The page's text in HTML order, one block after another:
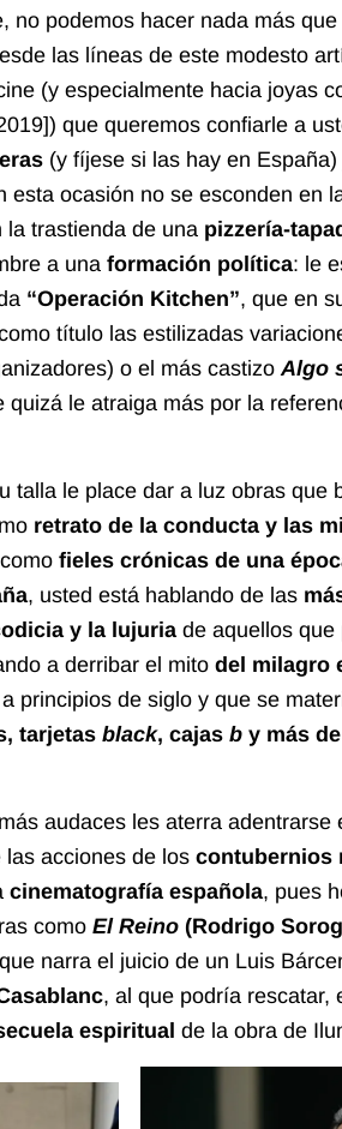
no podemos hacer nada más
las líneas de este modesto
(y especialmente hacia joyas
que queremos confiarle a
(y fíjese si las hay en
esta ocasión no se esconden en
la trastienda de una pizzería-
a una formación política: le
“Operación Kitchen”, que en
título las estilizadas
) o el más castizo Algo
quizá le atraiga más por la
talla le place dar a luz obras que
retrato de la conducta y las
fieles crónicas de una
, usted está hablando de las
y la lujuria de aquellos que
a derribar el mito del milagro
principios de siglo y que se
tarjetas black, cajas b y más
audaces les aterra adentrarse
acciones de los contubernios
cinematografía española, pues
como El Reino (Rodrigo
narra el juicio de un Luis
, al que podría rescatar,
espiritual de la obra de